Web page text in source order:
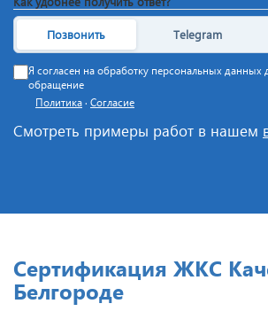
Позвонить Telegram
Я согласен на обработку персональных данных
обращение
Политика · Согласие
Смотреть примеры работ в нашем
Сертификация ЖКС
Белгороде